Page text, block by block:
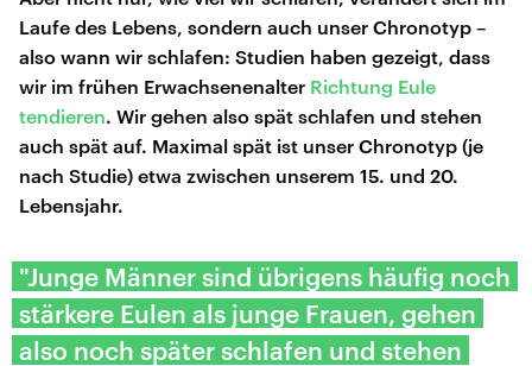
Laufe des Lebens, sondern auch unser Chronotyp –
also wann wir schlafen: Studien haben gezeigt, dass
wir im frühen Erwachsenenalter Richtung Eule
tendieren. Wir gehen also spät schlafen und stehen
auch spät auf. Maximal spät ist unser Chronotyp (je
nach Studie) etwa zwischen unserem 15. und 20.
Lebensjahr.
"Junge Männer sind übrigens häufig noch
stärkere Eulen als junge Frauen, gehen
also noch später schlafen und stehen